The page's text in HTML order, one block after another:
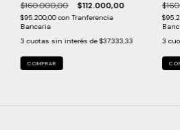
$160.000,00 $112.000,00
$95.200,00con Tranferencia
Bancaria
3 cuotas sin interés de$37.333,33
COMPRAR
3